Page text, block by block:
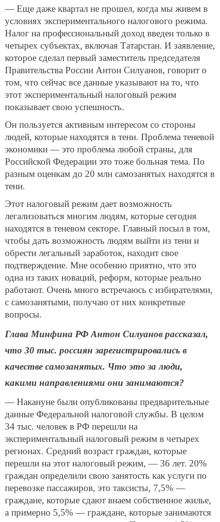
— Еще даже квартал не прошел, когда мы живем в
условиях экспериментального налогового режима.
Налог на профессиональный доход введен только в
четырех субъектах, включая Татарстан. И заявление,
которое сделал первый заместитель председателя
Правительства России Антон Силуанов, говорит о
том, что сейчас все данные указывают на то, что
этот экспериментальный налоговый режим
показывает свою успешность.
Он пользуется активным интересом со стороны
людей, которые находятся в тени. Проблема теневой
экономики — это проблема любой страны, для
Российской Федерации это тоже больная тема. По
разным оценкам до 20 млн самозанятых находятся в
тени.
Этот налоговый режим дает возможность
легализоваться многим людям, которые сегодня
находятся в теневом секторе. Главный посыл в том,
чтобы дать возможность людям выйти из тени и
обрести легальный заработок, находит свое
подтверждение. Мне особенно приятно, что это
одна из таких новаций, реформ, которые реально
работают. Очень много встречаюсь с избирателями,
с самозанятыми, получаю от них конкретные
вопросы.
Глава Минфина РФ Антон Силуанов рассказал,
что 30 тыс. россиян зарегистрировались в
качестве самозанятых. Что это за люди,
какими направлениями они занимаются?
— Накануне были опубликованы предварительные
данные Федеральной налоговой службы. В целом
34 тыс. человек в РФ перешли на
экспериментальный налоговый режим в четырех
регионах. Средний возраст граждан, которые
перешли на этот налоговый режим, — 36 лет. 20%
граждан определили свою занятость как услуги по
перевозке пассажиров, это таксисты, 7,5% —
граждане, которые сдают внаем собственное жилье,
а примерно 5,5% — граждане, которые занимаются